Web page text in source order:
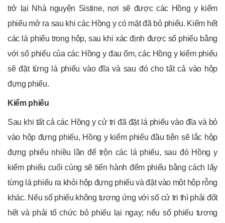
trở lại Nhà nguyện Sistine, nơi sẽ được các Hồng y kiểm
phiếu mở ra sau khi các Hồng y có mặt đã bỏ phiếu. Kiểm hết
các lá phiếu trong hộp, sau khi xác định được số phiếu bằng
với số phiếu của các Hồng y đau ốm, các Hồng y kiểm phiếu
sẽ đặt từng lá phiếu vào đĩa và sau đó cho tất cả vào hộp
đựng phiếu.
Kiểm phiếu
Sau khi tất cả các Hồng y cử tri đã đặt lá phiếu vào đĩa và bỏ
vào hộp đựng phiếu, Hồng y kiểm phiếu đầu tiên sẽ lắc hộp
đựng phiếu nhiều lần để trộn các lá phiếu, sau đó Hồng y
kiểm phiếu cuối cùng sẽ tiến hành đếm phiếu bằng cách lấy
từng lá phiếu ra khỏi hộp đựng phiếu và đặt vào một hộp rỗng
khác. Nếu số phiếu không tương ứng với số cử tri thì phải đốt
hết và phải tổ chức bỏ phiếu lại ngay; nếu số phiếu tương